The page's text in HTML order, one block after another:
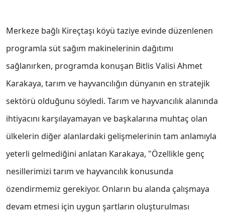
Merkeze bağlı Kireçtaşı köyü taziye evinde düzenlenen
programla süt sağım makinelerinin dağıtımı
sağlanırken, programda konuşan Bitlis Valisi Ahmet
Karakaya, tarım ve hayvancılığın dünyanın en stratejik
sektörü olduğunu söyledi. Tarım ve hayvancılık alanında
ihtiyacını karşılayamayan ve başkalarına muhtaç olan
ülkelerin diğer alanlardaki gelişmelerinin tam anlamıyla
yeterli gelmediğini anlatan Karakaya, "Özellikle genç
nesillerimizi tarım ve hayvancılık konusunda
özendirmemiz gerekiyor. Onların bu alanda çalışmaya
devam etmesi için uygun şartların oluşturulması